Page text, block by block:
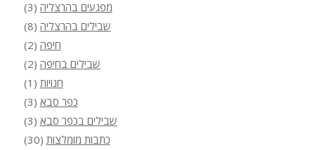
מפגעים בהרצליה (3)
שבילים בהרצליה (8)
חיפה (2)
שבילים בחיפה (2)
חנויות (1)
כפר סבא (3)
שבילים בכפר סבא (3)
כתבות מומלצות (30)